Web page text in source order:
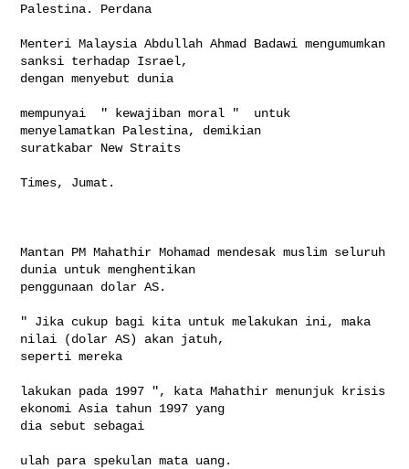
Palestina. Perdana
Menteri Malaysia Abdullah Ahmad Badawi mengumumkan
sanksi terhadap Israel,
dengan menyebut dunia
mempunyai  " kewajiban moral "  untuk
menyelamatkan Palestina, demikian
suratkabar New Straits
Times, Jumat.
Mantan PM Mahathir Mohamad mendesak muslim seluruh
dunia untuk menghentikan
penggunaan dolar AS.
" Jika cukup bagi kita untuk melakukan ini, maka
nilai (dolar AS) akan jatuh,
seperti mereka
lakukan pada 1997 ", kata Mahathir menunjuk krisis
ekonomi Asia tahun 1997 yang
dia sebut sebagai
ulah para spekulan mata uang.